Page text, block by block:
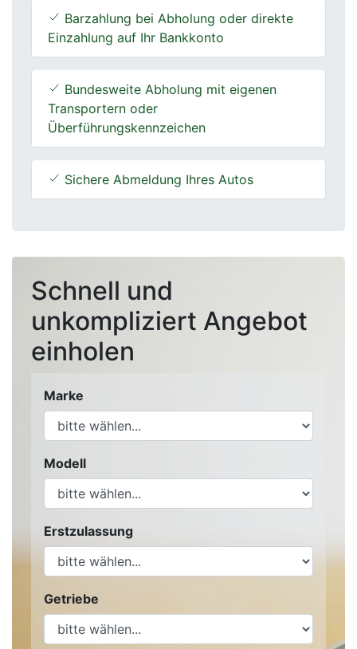
Barzahlung bei Abholung oder direkte
Einzahlung auf Ihr Bankkonto
Bundesweite Abholung mit eigenen
Transportern oder
Überführungskennzeichen
Sichere Abmeldung Ihres Autos
Schnell und
unkompliziert Angebot
einholen
Marke
Modell
Erstzulassung
Getriebe